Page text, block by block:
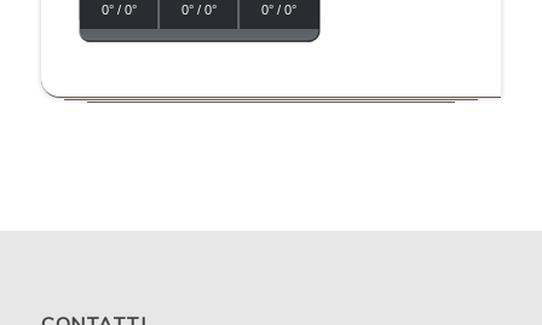
0° / 0° 0° / 0° 0° / 0°